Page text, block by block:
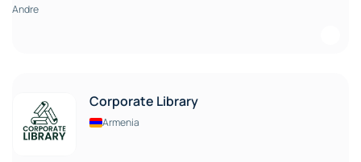
Andre
Corporate Library
Armenia